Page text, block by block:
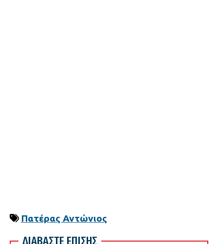
Πατέρας Αντώνιος
ΔΙΑΒΑΣΤΕ ΕΠΙΣΗΣ